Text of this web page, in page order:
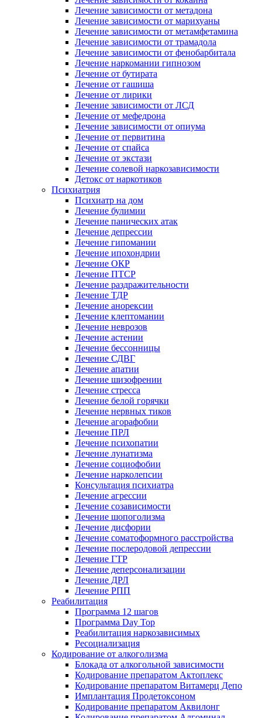
Лечение зависимости от метадона
Лечение зависимости от марихуаны
Лечение зависимости от метамфетамина
Лечение зависимости от трамадола
Лечение зависимости от фенобарбитала
Лечение наркомании гипнозом
Лечение от бутирата
Лечение от гашиша
Лечение от лирики
Лечение зависимости от ЛСД
Лечение от мефедрона
Лечение зависимости от опиума
Лечение от первитина
Лечение от спайса
Лечение от экстази
Лечение солевой наркозависимости
Детокс от наркотиков
Психиатрия
Психиатр на дом
Лечение булимии
Лечение панических атак
Лечение депрессии
Лечение гипомании
Лечение ипохондрии
Лечение ОКР
Лечение ПТСР
Лечение раздражительности
Лечение ТДР
Лечение анорексии
Лечение клептомании
Лечение неврозов
Лечение астении
Лечение бессонницы
Лечение СДВГ
Лечение апатии
Лечение шизофрении
Лечение стресса
Лечение белой горячки
Лечение нервных тиков
Лечение агорафобии
Лечение ПРЛ
Лечение психопатии
Лечение лунатизма
Лечение социофобии
Лечение нарколепсии
Консультация психиатра
Лечение агрессии
Лечение созависимости
Лечение шопоголизма
Лечение дисфории
Лечение соматоформного расстройства
Лечение послеродовой депрессии
Лечение ГТР
Лечение деперсонализации
Лечение ДРЛ
Лечение РПП
Реабилитация
Программа 12 шагов
Программа Day Top
Реабилитация наркозависимых
Ресоциализация
Кодирование от алкоголизма
Блокада от алкогольной зависимости
Кодирование препаратом Актоплекс
Кодирование препаратом Витамерц Депо
Имплантация Продетоксоном
Кодирование препаратом Аквилонг